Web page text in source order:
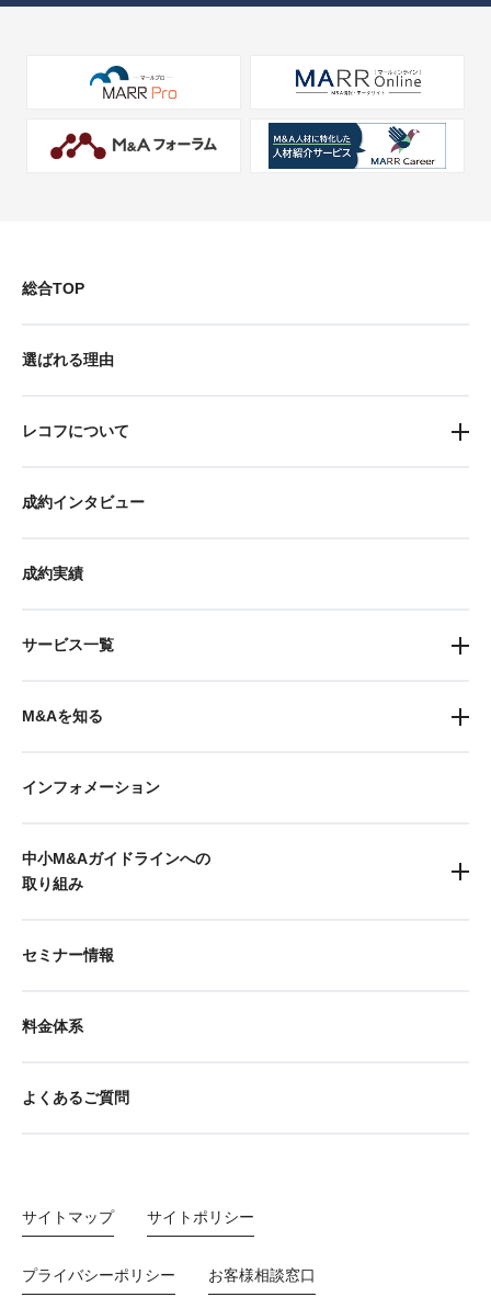
総合TOP
選ばれる理由
レコフについて
成約インタビュー
成約実績
サービス一覧
M&Aを知る
インフォメーション
中小M&Aガイドラインへの
取り組み
セミナー情報
料金体系
よくあるご質問
サイトマップ サイトポリシー
プライバシーポリシー お客様相談窓口